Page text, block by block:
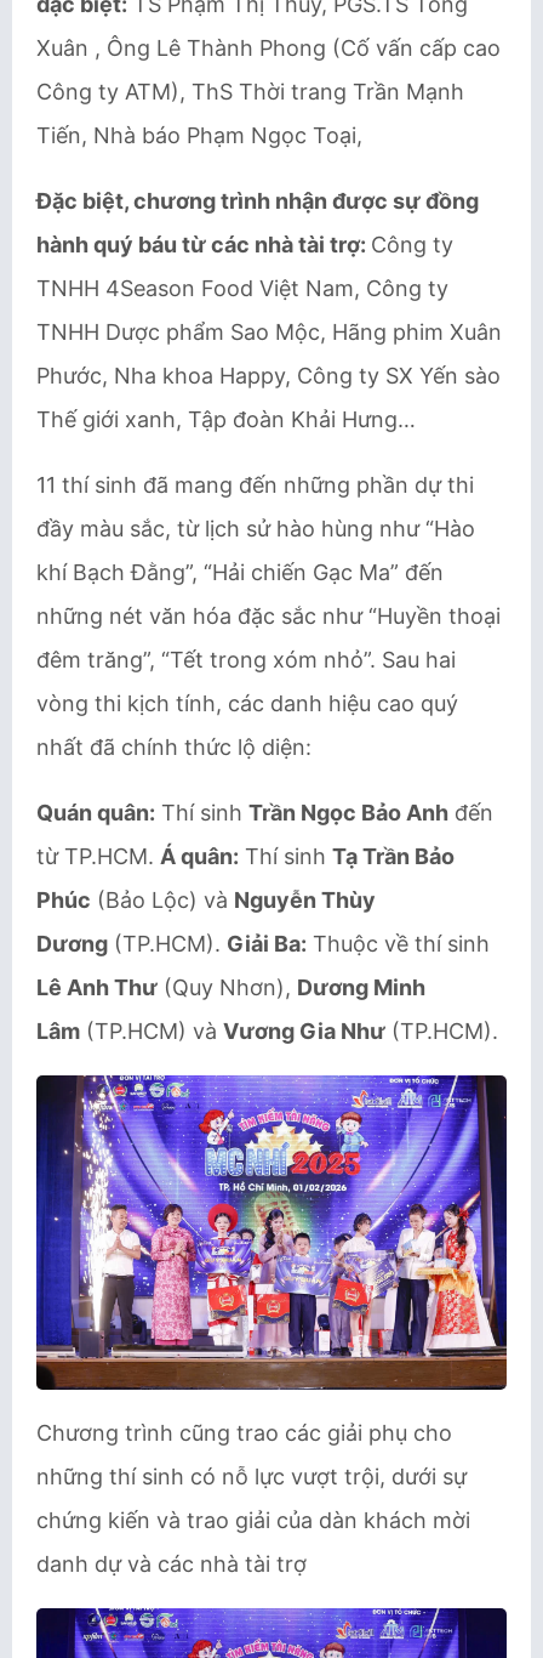
Xuân , Ông Lê Thành Phong (Cố vấn cấp cao
Công ty ATM), ThS Thời trang Trần Mạnh
Tiến, Nhà báo Phạm Ngọc Toại,
Đặc biệt, chương trình nhận được sự đồng
hành quý báu từ các nhà tài trợ: Công ty
TNHH 4Season Food Việt Nam, Công ty
TNHH Dược phẩm Sao Mộc, Hãng phim Xuân
Phước, Nha khoa Happy, Công ty SX Yến sào
Thế giới xanh, Tập đoàn Khải Hưng…
11 thí sinh đã mang đến những phần dự thi
đầy màu sắc, từ lịch sử hào hùng như “Hào
khí Bạch Đằng”, “Hải chiến Gạc Ma” đến
những nét văn hóa đặc sắc như “Huyền thoại
đêm trăng”, “Tết trong xóm nhỏ”. Sau hai
vòng thi kịch tính, các danh hiệu cao quý
nhất đã chính thức lộ diện:
Quán quân: Thí sinh Trần Ngọc Bảo Anh đến
từ TP.HCM. Á quân: Thí sinh Tạ Trần Bảo
Phúc (Bảo Lộc) và Nguyễn Thùy
Dương (TP.HCM). Giải Ba: Thuộc về thí sinh
Lê Anh Thư (Quy Nhơn), Dương Minh
Lâm (TP.HCM) và Vương Gia Như (TP.HCM).
Chương trình cũng trao các giải phụ cho
những thí sinh có nỗ lực vượt trội, dưới sự
chứng kiến và trao giải của dàn khách mời
danh dự và các nhà tài trợ